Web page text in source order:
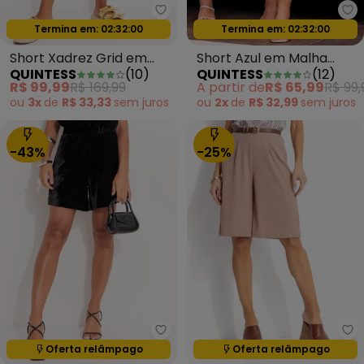
Quintess - Short Xadrez Grid
Oferta relâmpago
Termina em: 02:31:58
Short Xadrez Grid em
Tecido de Alfaiataria
QUINTESS (10)
R$ 99,99R$ 169,99
ou 3x de R$ 33,33 sem juros
Oferta relâmpago
Termina em: 02:31:58
Short Azul em Malha
Crepe Texturizada
QUINTESS (12)
A partir deR$ 65,99R$
ou 2x de R$ 32,99 sem juros
-43%
Quintess - Short Preto em
Oferta relâmpago
Termina em:02:31:57
-25%
Oferta relâmpago
Termina em:02:31:57